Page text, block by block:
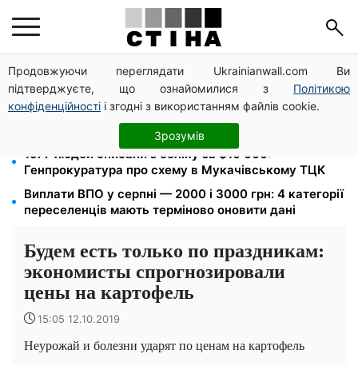
Продовжуючи переглядати Ukrainianwall.com Ви
підтверджуєте, що ознайомилися з Політикою
конфіденційності і згодні з використанням файлів cookie.
Зрозумів
Пенсія по інвалідності III групи з вересня: від 2595
до 10 625 грн — хто скільки отримає
10 заявок — і МСЦ МВС приїде у громаду: обмін
прав, реєстрація авто та міжнародне посвідчення
1577 людей списали з обліку за $10 000:
Генпрокуратура про схему в Мукачівському ТЦК
Виплати ВПО у серпні — 2000 і 3000 грн: 4 категорії
переселенців мають терміново оновити дані
Будем есть только по праздникам:
экономисты спрогнозировали
цены на картофель
15:05 12.10.2019
Неурожай и болезни ударят по ценам на картофель